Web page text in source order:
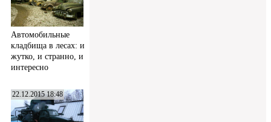
Автомобильные
кладбища в лесах: и
жутко, и странно, и
интересно
22.12.2015 18:48